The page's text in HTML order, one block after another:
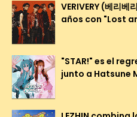
VERIVERY (베리
años con "Lost
"STAR!" es el
junto a Hatsune